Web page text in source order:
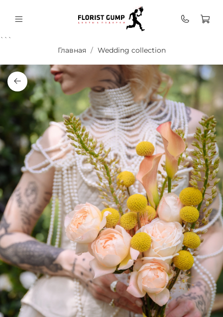
```
Главная
Wedding collection